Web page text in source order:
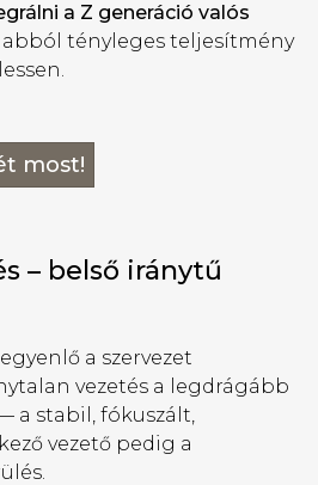
a Z generáció valós
abból tényleges teljesítmény
most!
– belső iránytű
a szervezet
vezetés a legdrágább
a stabil, fókuszált,
vezető pedig a